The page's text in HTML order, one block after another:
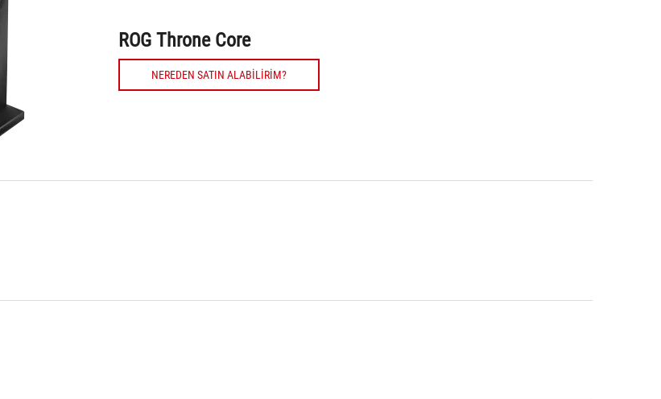
ROG Throne Core
NEREDEN SATIN ALABILIRIM?